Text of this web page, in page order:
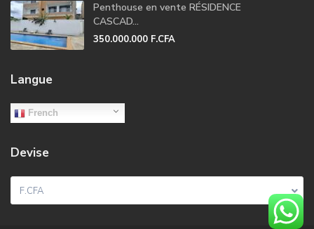
Penthouse en vente RÉSIDENCE
CASCAD...
350.000.000 F.CFA
Langue
French
Devise
F.CFA